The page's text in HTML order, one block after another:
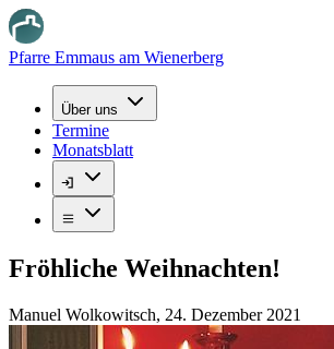
Pfarre Emmaus am Wienerberg
Über uns
Termine
Monatsblatt
Fröhliche Weihnachten!
Manuel Wolkowitsch, 24. Dezember 2021